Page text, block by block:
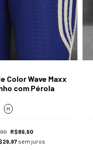
Color Wave Maxx
com Pérola
M
R$89,90
sem juros